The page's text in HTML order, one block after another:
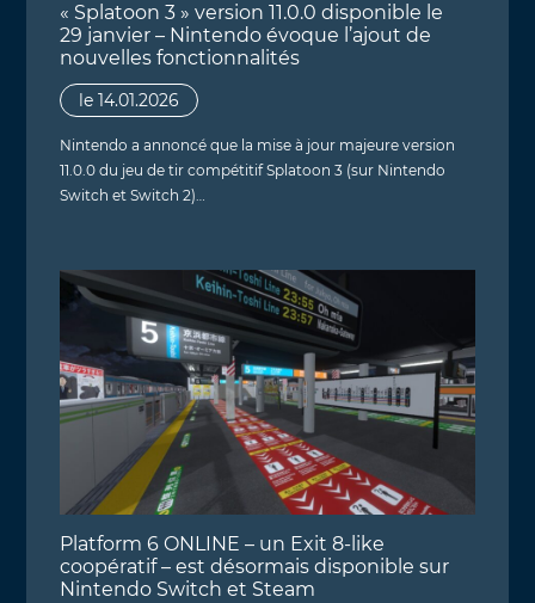
« Splatoon 3 » version 11.0.0 disponible le
29 janvier – Nintendo évoque l’ajout de
nouvelles fonctionnalités
le 14.01.2026
Nintendo a annoncé que la mise à jour majeure version
11.0.0 du jeu de tir compétitif Splatoon 3 (sur Nintendo
Switch et Switch 2)…
Platform 6 ONLINE – un Exit 8-like
coopératif – est désormais disponible sur
Nintendo Switch et Steam